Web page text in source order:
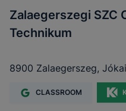
Zalaegerszegi SZC
Technikum
8900 Zalaegerszeg,
CLASSROOM